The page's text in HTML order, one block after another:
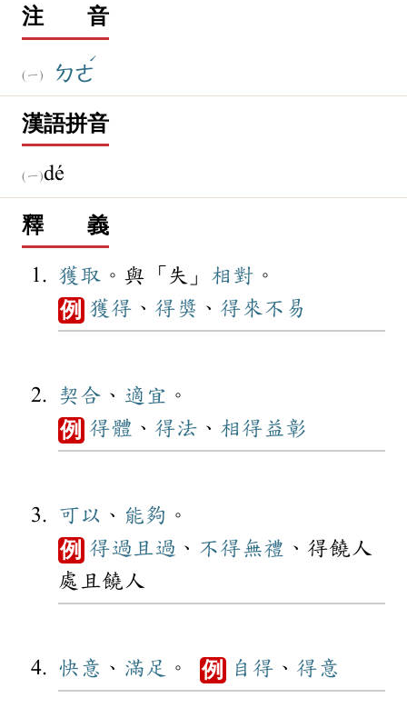
注 音
ㄉㄜ
ˊ
漢語拼音
dé
釋 義
獲取 。與「失」 相對 。
例 獲得 、 得獎 、 得來不易
契合 、 適宜 。
例 得體 、 得法 、 相得益彰
可以 、 能夠 。
例 得過且過 、 不得無禮 、得饒人
處且饒人
快意 、 滿足 。 例 自得 、 得意